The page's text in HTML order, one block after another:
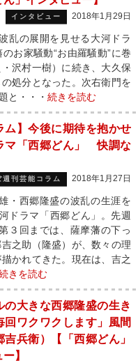
インタビュー 2018年1月29日
乱の展開を見せる大河ドラ
お家騒動“お由羅騒動”に巻
沢村一樹）に続き、大久保
処分となった。次右衛門を
と・・・ 続きを読む
ム】今後に期待を抱かせ
マ「西郷どん」 快調な
週刊芸能コラム 2018年1月27日
・西郷隆盛の波乱の生涯を
ドラマ「西郷どん」。先週
３回までは、薩摩藩の下っ
之助（隆盛）が、数々の理
かれてきた。現在は、吉之
きを読む
の大きな西郷隆盛の生き
回ワクワクします」風間
吉兵衛）【「西郷どん」
】